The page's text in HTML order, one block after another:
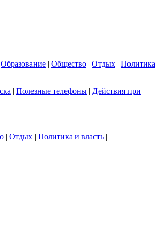
Образование | Общество | Отдых | Политика
| Полезные телефоны | Действия при
| Отдых | Политика и власть |